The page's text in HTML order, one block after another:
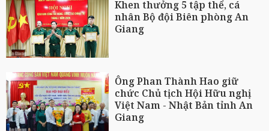
Khen thưởng 5 tập thể, cá
nhân Bộ đội Biên phòng An
Giang
Ông Phan Thành Hao giữ
chức Chủ tịch Hội Hữu nghị
Việt Nam - Nhật Bản tỉnh An
Giang